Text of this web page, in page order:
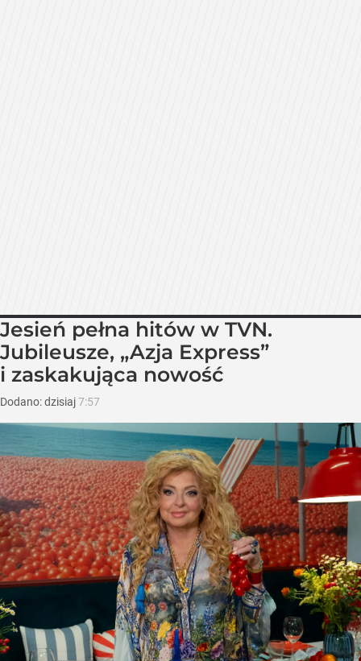
Jesień pełna hitów w TVN.
Jubileusze, „Azja Express”
i zaskakująca nowość
Dodano:dzisiaj7:57